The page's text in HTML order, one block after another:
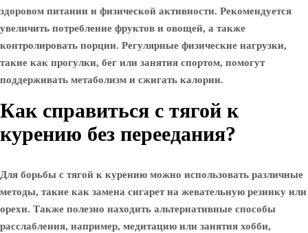
здоровом питании и физической активности. Рекомендуется
увеличить потребление фруктов и овощей, а также
контролировать порции. Регулярные физические нагрузки,
такие как прогулки, бег или занятия спортом, помогут
поддерживать метаболизм и сжигать калории.
Как справиться с тягой к
курению без переедания?
Для борьбы с тягой к курению можно использовать различные
методы, такие как замена сигарет на жевательную резинку или
орехи. Также полезно находить альтернативные способы
расслабления, например, медитацию или занятия хобби,